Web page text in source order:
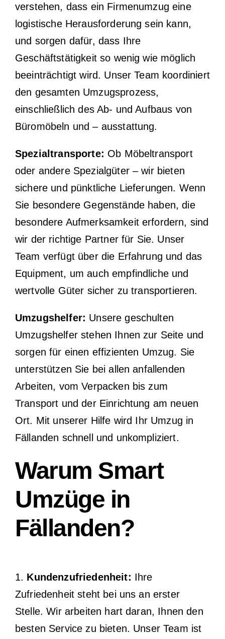
verstehen, dass ein Firmenumzug eine
logistische Herausforderung sein kann,
und sorgen dafür, dass Ihre
Geschäftstätigkeit so wenig wie möglich
beeinträchtigt wird. Unser Team koordiniert
den gesamten Umzugsprozess,
einschließlich des Ab- und Aufbaus von
Büromöbeln und – ausstattung.
Spezialtransporte: Ob Möbeltransport
oder andere Spezialgüter – wir bieten
sichere und pünktliche Lieferungen. Wenn
Sie besondere Gegenstände haben, die
besondere Aufmerksamkeit erfordern, sind
wir der richtige Partner für Sie. Unser
Team verfügt über die Erfahrung und das
Equipment, um auch empfindliche und
wertvolle Güter sicher zu transportieren.
Umzugshelfer: Unsere geschulten
Umzugshelfer stehen Ihnen zur Seite und
sorgen für einen effizienten Umzug. Sie
unterstützen Sie bei allen anfallenden
Arbeiten, vom Verpacken bis zum
Transport und der Einrichtung am neuen
Ort. Mit unserer Hilfe wird Ihr Umzug in
Fällanden schnell und unkompliziert.
Warum Smart
Umzüge in
Fällanden?
1. Kundenzufriedenheit: Ihre
Zufriedenheit steht bei uns an erster
Stelle. Wir arbeiten hart daran, Ihnen den
besten Service zu bieten. Unser Team ist